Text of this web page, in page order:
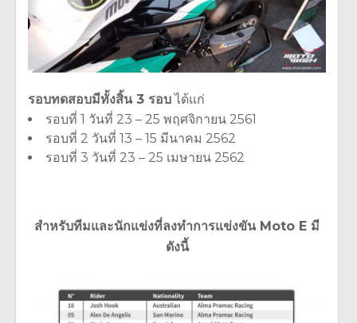
รอบทดสอบมีทั้งสิ้น 3 รอบได้แก่
รอบที่ 1 วันที่ 23 – 25 พฤศจิกายน 2561
รอบที่ 2 วันที่ 13 – 15 มีนาคม 2562
รอบที่ 3 วันที่ 23 – 25 เมษายน 2562
สำหรับทีมและนักแข่งที่ลงทำการแข่งขัน Moto E มี
ดังนี้